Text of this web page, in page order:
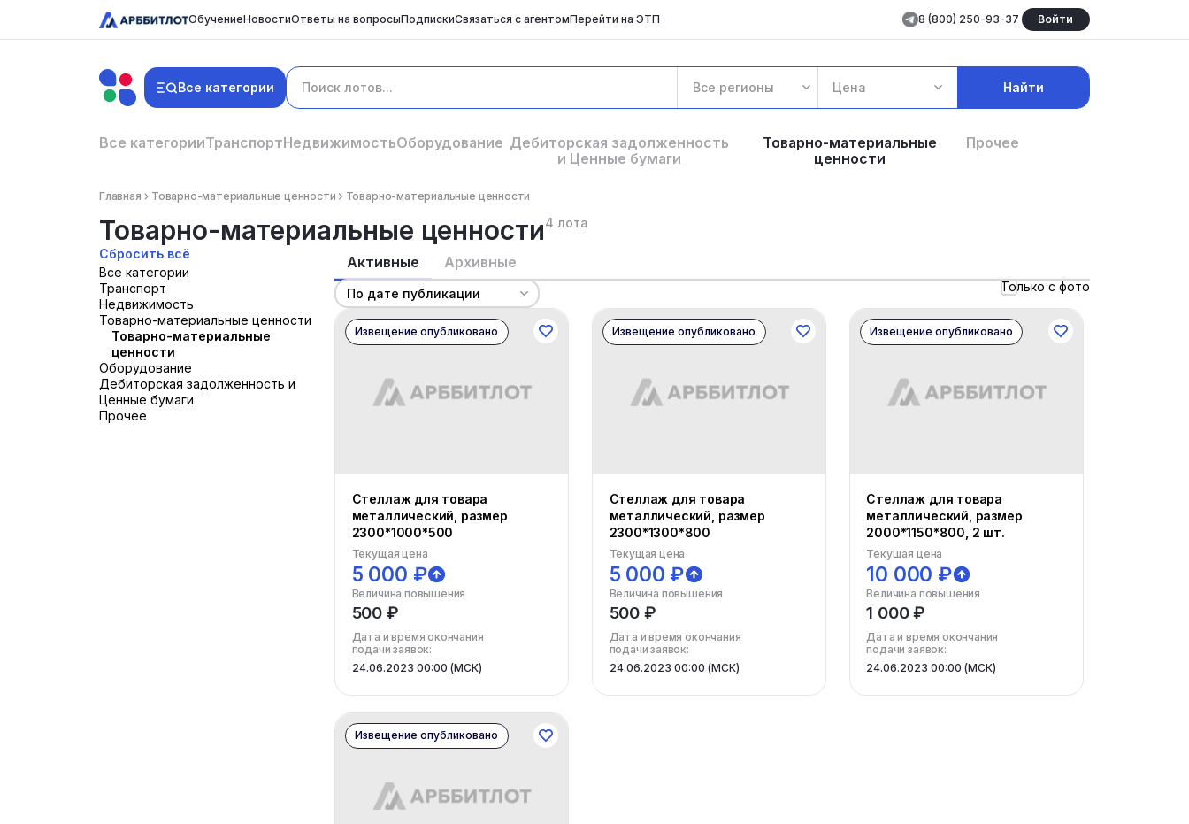
ОбучениеНовостиОтветы на вопросыПодпискиСвязаться с агентомПерейти на ЭТП 8 (800) 250-93-37 Войти
Все категории Все регионы Цена Найти
Все категорииТранспортНедвижимостьОборудование Дебиторская задолженность
и Ценные бумаги
Товарно-материальные
ценности
Прочее
Главная Товарно-материальные ценности Товарно-материальные ценности
Товарно-материальные ценности4 лота
Сбросить всё
Все категории
Транспорт
Недвижимость
Товарно-материальные ценности
Товарно-материальные
ценности
Оборудование
Дебиторская задолженность и
Ценные бумаги
Прочее
Активные Архивные
По дате публикации Только с фото
Извещение опубликовано
Стеллаж для товара
металлический, размер
2300*1000*500
Текущая цена
5 000 ₽
Величина повышения
500 ₽
Дата и время окончания
подачи заявок:
24.06.2023 00:00 (МСК)
Извещение опубликовано
Стеллаж для товара
металлический, размер
2300*1300*800
Текущая цена
5 000 ₽
Величина повышения
500 ₽
Дата и время окончания
подачи заявок:
24.06.2023 00:00 (МСК)
Извещение опубликовано
Стеллаж для товара
металлический, размер
2000*1150*800, 2 шт.
Текущая цена
10 000 ₽
Величина повышения
1 000 ₽
Дата и время окончания
подачи заявок:
24.06.2023 00:00 (МСК)
Извещение опубликовано